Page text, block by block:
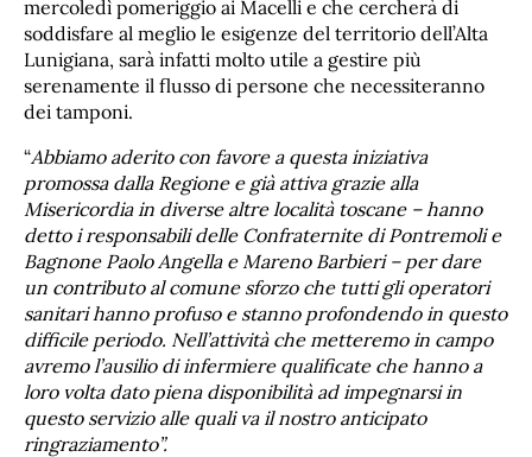
mercoledì pomeriggio ai Macelli e che cercherà di
soddisfare al meglio le esigenze del territorio dell’Alta
Lunigiana, sarà infatti molto utile a gestire più
serenamente il flusso di persone che necessiteranno
dei tamponi.
“Abbiamo aderito con favore a questa iniziativa
promossa dalla Regione e già attiva grazie alla
Misericordia in diverse altre località toscane – hanno
detto i responsabili delle Confraternite di Pontremoli e
Bagnone Paolo Angella e Mareno Barbieri – per dare
un contributo al comune sforzo che tutti gli operatori
sanitari hanno profuso e stanno profondendo in questo
difficile periodo. Nell’attività che metteremo in campo
avremo l’ausilio di infermiere qualificate che hanno a
loro volta dato piena disponibilità ad impegnarsi in
questo servizio alle quali va il nostro anticipato
ringraziamento”.